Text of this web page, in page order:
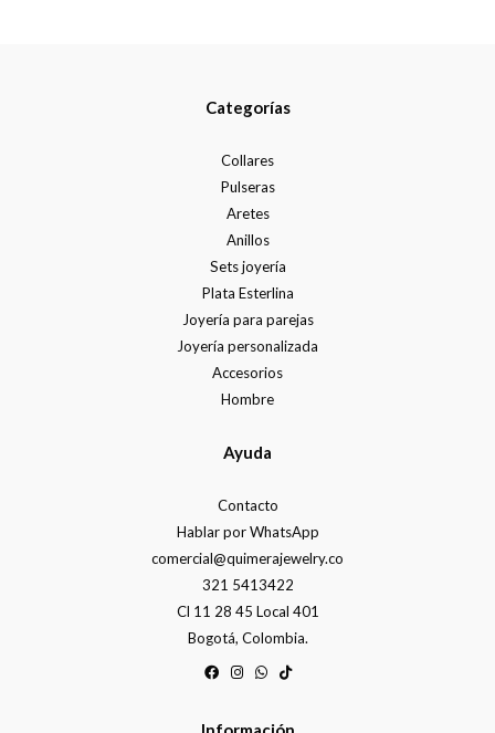
Categorías
Collares
Pulseras
Aretes
Anillos
Sets joyería
Plata Esterlina
Joyería para parejas
Joyería personalizada
Accesorios
Hombre
Ayuda
Contacto
Hablar por WhatsApp
comercial@quimerajewelry.co
321 5413422
Cl 11 28 45 Local 401
Bogotá, Colombia.